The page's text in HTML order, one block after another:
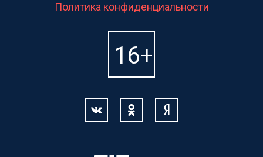
Политика конфиденциальности